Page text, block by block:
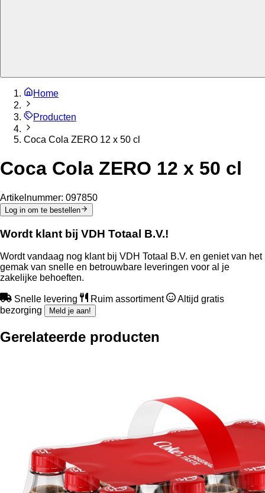
Home
Producten
Coca Cola ZERO 12 x 50 cl
Coca Cola ZERO 12 x 50 cl
Artikelnummer: 097850
Log in om te bestellen
Wordt klant bij VDH Totaal B.V.!
Wordt vandaag nog klant bij VDH Totaal B.V. en geniet van het
gemak van snelle en betrouwbare leveringen voor al je
zakelijke behoeften.
Snelle levering Ruim assortiment
Altijd gratis
bezorging
Meld je aan!
Gerelateerde producten